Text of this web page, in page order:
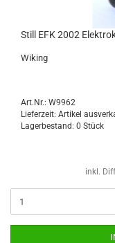
Still EFK 2002
Wi­king
Art.Nr.: W9962
Lieferzeit: Artikel
Lagerbestand: 0 Stück
inkl.